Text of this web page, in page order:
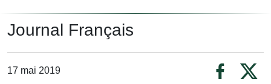
Journal Français
17 mai 2019